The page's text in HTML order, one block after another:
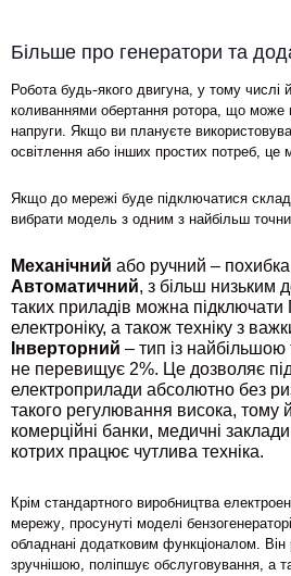
Більше про генератори та
Робота будь-якого двигуна, у тому числі
коливаннями обертання ротора, що може
напруги. Якщо ви плануєте
освітлення або інших простих потреб,
Якщо до мережі буде підключатися
вибрати модель з одним з найбільш
Механічний або ручний –
Автоматичний, з більш низьким
таких приладів можна підключати
електроніку, а також техніку з
Інверторний – тип із найбільшою
не перевищує 2%. Це дозволяє
електроприлади абсолютно без
такого регулювання висока, тому
комерційні банки, медичні заклади
котрих працює чутлива техніка.
Крім стандартного виробництва
мережу, просунуті моделі
обладнані додатковим функціоналом.
зручнішою, поліпшує обслуговування, а